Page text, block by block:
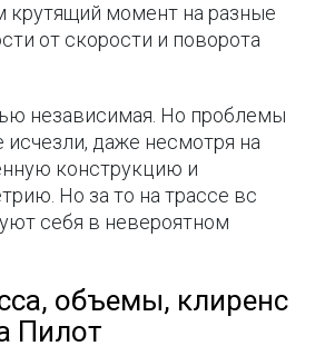
момент на разные
от скорости и поворота
независимая. Но проблемы
даже несмотря на
конструкцию и
Но за то на трассе вс
себя в невероятном
объемы, клиренс
Пилот